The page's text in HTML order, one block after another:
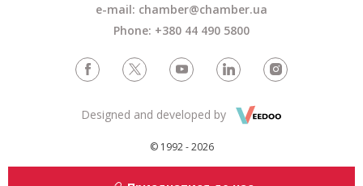
e-mail: chamber@chamber.ua
Phone: +380 44 490 5800
© 1992 - 2026
Designed and developed by